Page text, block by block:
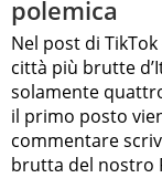
polemica
Nel post di
città più brutte
solamente
il primo posto
commentare
brutta del nostro